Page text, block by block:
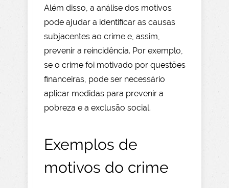
Além disso, a análise dos motivos
pode ajudar a identificar as causas
subjacentes ao crime e, assim,
prevenir a reincidência. Por exemplo,
se o crime foi motivado por questões
financeiras, pode ser necessário
aplicar medidas para prevenir a
pobreza e a exclusão social.
Exemplos de
motivos do crime